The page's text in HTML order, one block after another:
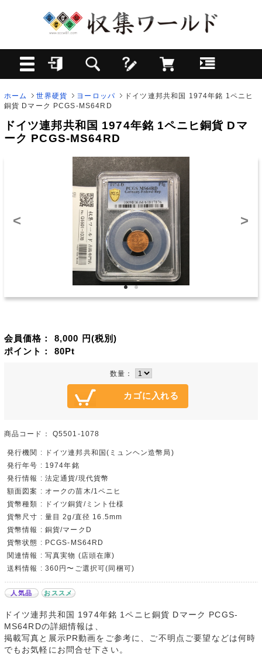
ホーム 世界硬貨 ヨーロッパ
ドイツ連邦共和国 1974年銘 1ペニヒ
銅貨 Dマーク PCGS-MS64RD
ドイツ連邦共和国 1974年銘 1ペニヒ銅貨 Dマ
ーク PCGS-MS64RD
< >
会員価格： 8,000 円(税別)
ポイント： 80Pt
数量：
商品コード： Q5501-1078
発行機関 : ドイツ連邦共和国(ミュンヘン造幣局)
発行年号 : 1974年銘
発行情報 : 法定通貨/現代貨幣
額面図案 : オークの苗木/1ペニヒ
貨幣種類 : ドイツ銅貨/ミント仕様
貨幣尺寸 : 量目 2g/直径 16.5mm
貨幣情報 : 銅貨/マークD
貨幣状態 : PCGS-MS64RD
関連情報 : 写真実物 (店頭在庫)
送料情報 : 360円〜ご選択可(同梱可)
人気品 おススメ
ドイツ連邦共和国 1974年銘 1ペニヒ銅貨 Dマーク PCGS-
MS64RDの詳細情報は、
掲載写真と展示PR動画をご参考に、ご不明点ご要望などは何時
でもお気軽にお問合せ下さい。